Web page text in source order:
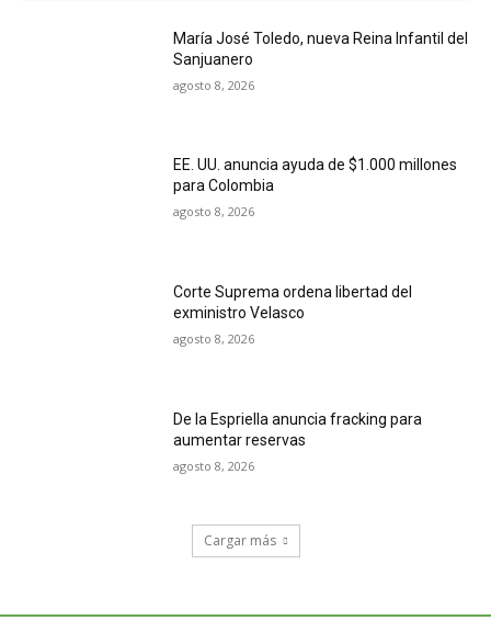
María José Toledo, nueva Reina Infantil del
Sanjuanero
agosto 8, 2026
EE. UU. anuncia ayuda de $1.000 millones
para Colombia
agosto 8, 2026
Corte Suprema ordena libertad del
exministro Velasco
agosto 8, 2026
De la Espriella anuncia fracking para
aumentar reservas
agosto 8, 2026
Cargar más